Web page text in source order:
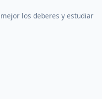
los deberes y estudiar